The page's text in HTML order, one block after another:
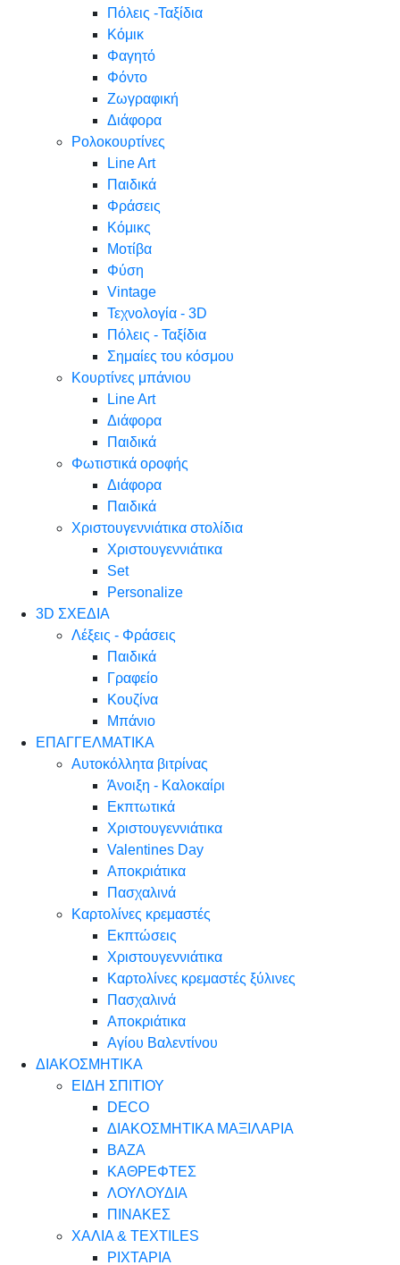
Πόλεις -Ταξίδια
Κόμικ
Φαγητό
Φόντο
Ζωγραφική
Διάφορα
Ρολοκουρτίνες
Line Art
Παιδικά
Φράσεις
Κόμικς
Μοτίβα
Φύση
Vintage
Τεχνολογία - 3D
Πόλεις - Ταξίδια
Σημαίες του κόσμου
Κουρτίνες μπάνιου
Line Art
Διάφορα
Παιδικά
Φωτιστικά οροφής
Διάφορα
Παιδικά
Χριστουγεννιάτικα στολίδια
Χριστουγεννιάτικα
Set
Personalize
3D ΣΧΕΔΙΑ
Λέξεις - Φράσεις
Παιδικά
Γραφείο
Κουζίνα
Μπάνιο
ΕΠΑΓΓΕΛΜΑΤΙΚΑ
Αυτοκόλλητα βιτρίνας
Άνοιξη - Καλοκαίρι
Εκπτωτικά
Χριστουγεννιάτικα
Valentines Day
Αποκριάτικα
Πασχαλινά
Καρτολίνες κρεμαστές
Εκπτώσεις
Χριστουγεννιάτικα
Καρτολίνες κρεμαστές ξύλινες
Πασχαλινά
Αποκριάτικα
Αγίου Βαλεντίνου
ΔΙΑΚΟΣΜΗΤΙΚΑ
ΕΙΔΗ ΣΠΙΤΙΟΥ
DECO
ΔΙΑΚΟΣΜΗΤΙΚΑ ΜΑΞΙΛΑΡΙΑ
ΒΑΖΑ
ΚΑΘΡΕΦΤΕΣ
ΛΟΥΛΟΥΔΙΑ
ΠΙΝΑΚΕΣ
ΧΑΛΙΑ & TEXTILES
ΡΙΧΤΑΡΙΑ